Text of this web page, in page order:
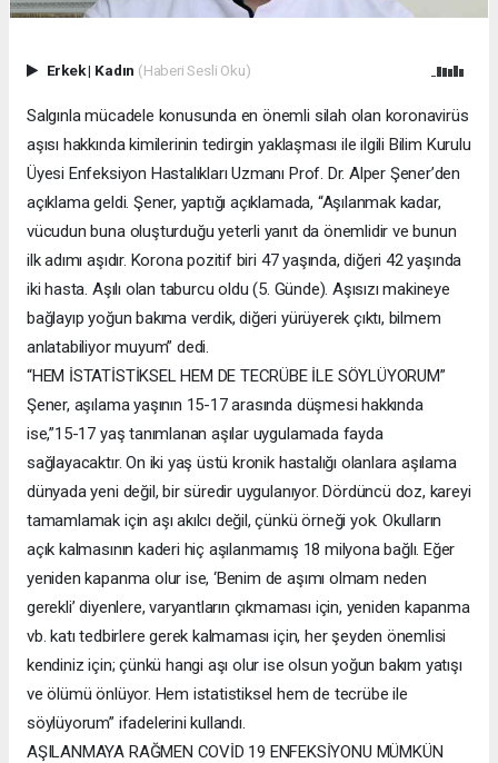
Erkek| Kadın (Haberi Sesli Oku)
Salgınla mücadele konusunda en önemli silah olan koronavirüs
aşısı hakkında kimilerinin tedirgin yaklaşması ile ilgili Bilim Kurulu
Üyesi Enfeksiyon Hastalıkları Uzmanı Prof. Dr. Alper Şener’den
açıklama geldi. Şener, yaptığı açıklamada, “Aşılanmak kadar,
vücudun buna oluşturduğu yeterli yanıt da önemlidir ve bunun
ilk adımı aşıdır. Korona pozitif biri 47 yaşında, diğeri 42 yaşında
iki hasta. Aşılı olan taburcu oldu (5. Günde). Aşısızı makineye
bağlayıp yoğun bakıma verdik, diğeri yürüyerek çıktı, bilmem
anlatabiliyor muyum” dedi.
“HEM İSTATİSTİKSEL HEM DE TECRÜBE İLE SÖYLÜYORUM”
Şener, aşılama yaşının 15-17 arasında düşmesi hakkında
ise,”15-17 yaş tanımlanan aşılar uygulamada fayda
sağlayacaktır. On iki yaş üstü kronik hastalığı olanlara aşılama
dünyada yeni değil, bir süredir uygulanıyor. Dördüncü doz, kareyi
tamamlamak için aşı akılcı değil, çünkü örneği yok. Okulların
açık kalmasının kaderi hiç aşılanmamış 18 milyona bağlı. Eğer
yeniden kapanma olur ise, ‘Benim de aşımı olmam neden
gerekli’ diyenlere, varyantların çıkmaması için, yeniden kapanma
vb. katı tedbirlere gerek kalmaması için, her şeyden önemlisi
kendiniz için; çünkü hangi aşı olur ise olsun yoğun bakım yatışı
ve ölümü önlüyor. Hem istatistiksel hem de tecrübe ile
söylüyorum” ifadelerini kullandı.
AŞILANMAYA RAĞMEN COVİD 19 ENFEKSİYONU MÜMKÜN